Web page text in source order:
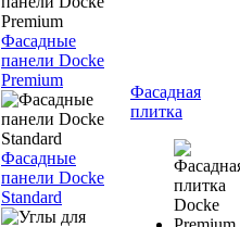
Фасадные
панели Docke
Premium
Фасадные
панели Docke
Standard
Фасадная
плитка